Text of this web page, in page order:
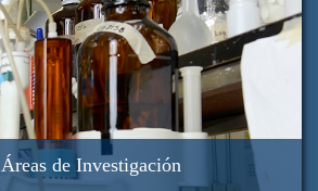
Áreas de Investigación